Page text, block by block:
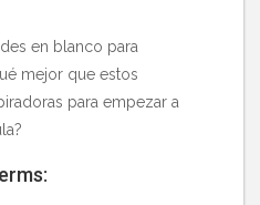
en blanco para
mejor que estos
para empezar a